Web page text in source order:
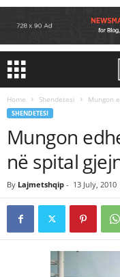
Home Shendetesi Mungon
SHENDETESI
Mungon
në spital
By Lajmetshqip - 13 July, 2010